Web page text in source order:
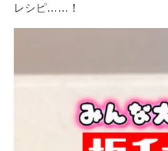
進化するPCとデバイスの未来
ビジネスと働き方のヒント
AI活用のいまが分かる
企業ITのトレンドを詳説
レシピ……！